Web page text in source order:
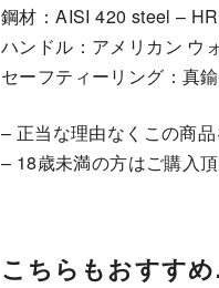
鋼材：AISI 420 steel –
ハンドル：アメリカン ウ
セーフティーリング：真鍮
– 正当な理由なくこの商
– 18歳未満の方はご購入頂
こちらもおすす